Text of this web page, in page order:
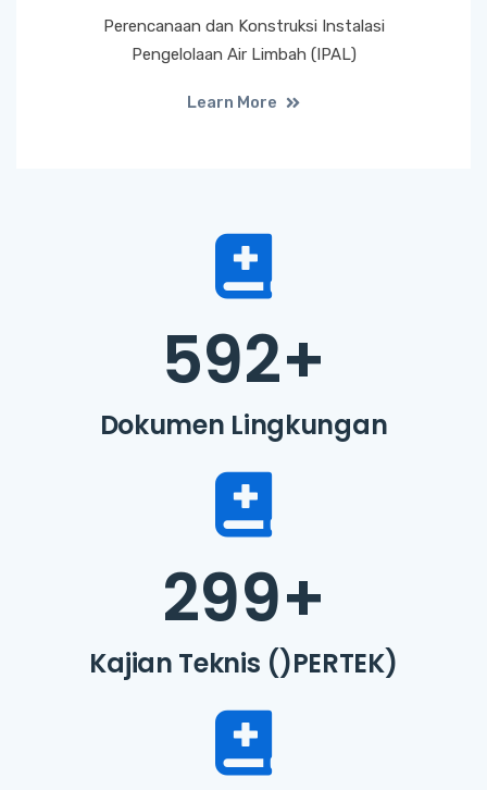
Perencanaan dan Konstruksi Instalasi
Pengelolaan Air Limbah (IPAL)
Learn More
592+
Dokumen Lingkungan
299+
Kajian Teknis ()PERTEK)